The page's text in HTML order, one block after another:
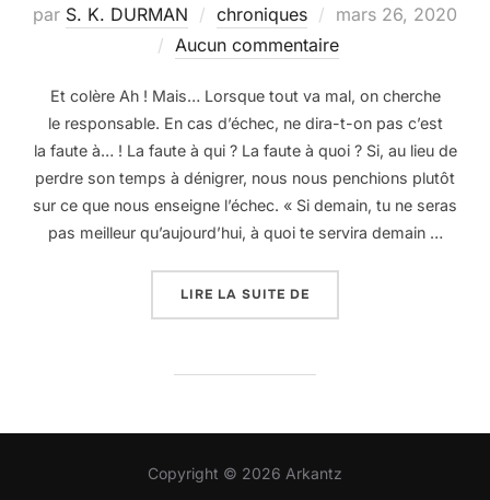
par S. K. DURMAN chroniques
Publié
le
mars 26, 2020
Aucun commentaire
Et colère Ah ! Mais… Lorsque tout va mal, on cherche
le responsable. En cas d’échec, ne dira-t-on pas c’est
la faute à… ! La faute à qui ? La faute à quoi ? Si, au lieu de
perdre son temps à dénigrer, nous nous penchions plutôt
sur ce que nous enseigne l’échec. « Si demain, tu ne seras
pas meilleur qu’aujourd’hui, à quoi te servira demain …
LIRE LA SUITE DE
Copyright © 2026 Arkantz